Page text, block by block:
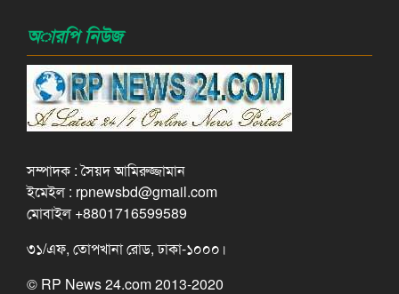
অারপি নিউজ
সম্পাদক : সৈয়দ আমিরুজ্জামান
ইমেইল : rpnewsbd@gmail.com
মোবাইল +8801716599589
৩১/এফ, তোপখানা রোড, ঢাকা-১০০০।
© RP News 24.com 2013-2020